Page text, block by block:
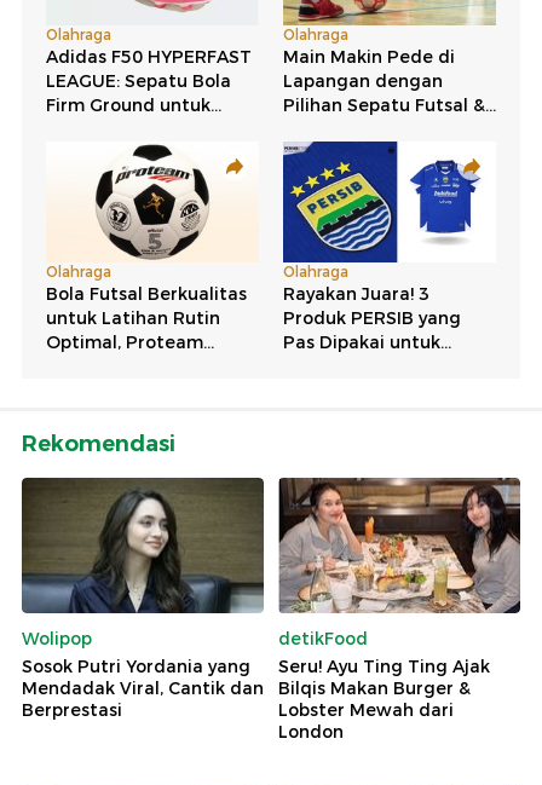
Rekomendasi
Wolipop
Sosok Putri Yordania yang
Mendadak Viral, Cantik dan
Berprestasi
detikFood
Seru! Ayu Ting Ting Ajak
Bilqis Makan Burger &
Lobster Mewah dari
London